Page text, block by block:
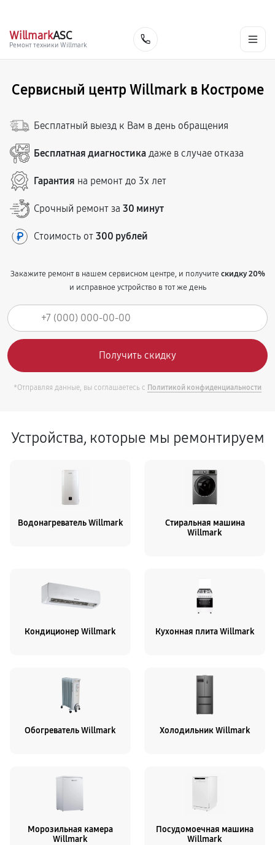
WillmarkASC
Ремонт техники Willmark
Сервисный центр Willmark в Костроме
Бесплатный выезд к Вам в день обращения
Бесплатная диагностика даже в случае отказа
Гарантия на ремонт до 3х лет
Срочный ремонт за 30 минут
Стоимость от 300 рублей
Закажите ремонт в нашем сервисном центре, и получитескидку 20%
и исправное устройство в тот же день
*Отправляя данные, вы соглашаетесь с Политикой конфиденциальности
Устройства, которые мы ремонтируем
Водонагреватель Willmark
Стиральная машина
Willmark
Кондиционер Willmark Кухонная плита Willmark
Обогреватель Willmark Холодильник Willmark
Морозильная камера
Willmark
Посудомоечная машина
Willmark